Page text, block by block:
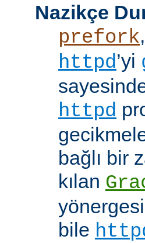
Nazikçe
prefork,
httpd’yi
httpd
bağlı bir
kılan
bile